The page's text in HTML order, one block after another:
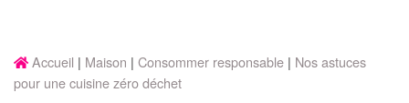
Accueil Maison Consommer responsable
Nos astuces
pour une cuisine zéro déchet